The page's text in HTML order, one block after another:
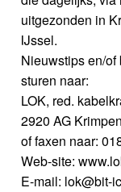
uitgezonden in
IJssel.
Nieuwstips en/of
sturen naar:
LOK, red.
2920 AG
of faxen naar:
Web-site:
E-mail: lok@bit-